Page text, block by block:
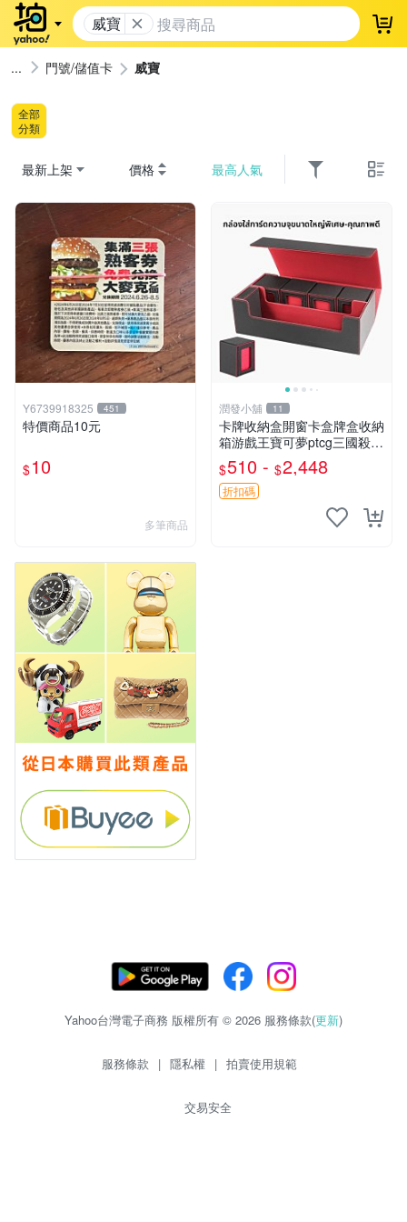
威寶 登
門號/儲值卡 威寶
全部
分類
最新上架 價格 最高人氣
Y6739918325 451
特價商品10元
$10
多筆商品
潤發小舖 11
卡牌收納盒開窗卡盒牌盒收納
箱游戲王寶可夢ptcg三國殺海
賊王dtcg
$510 - $2,448
折扣碼
Yahoo台灣電子商務 版權所有 © 2026 服務條款(更新)
服務條款 | 隱私權 | 拍賣使用規範
交易安全